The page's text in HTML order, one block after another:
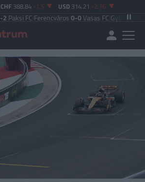
CHF 388.84 -1.5 USD 314.21 -2.76
Ferencváros0-0Vasas FC|Győri ETO FC4-0